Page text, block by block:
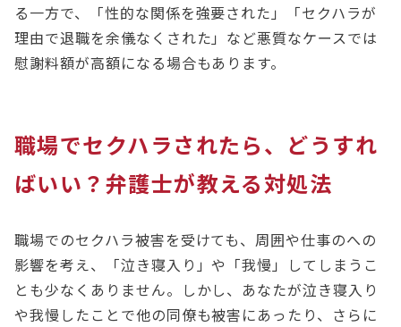
る一方で、「性的な関係を強要された」「セクハラが
理由で退職を余儀なくされた」など悪質なケースでは
慰謝料額が高額になる場合もあります。
職場でセクハラされたら、どうすれ
ばいい？弁護士が教える対処法
職場でのセクハラ被害を受けても、周囲や仕事のへの
影響を考え、「泣き寝入り」や「我慢」してしまうこ
とも少なくありません。しかし、あなたが泣き寝入り
や我慢したことで他の同僚も被害にあったり、さらに